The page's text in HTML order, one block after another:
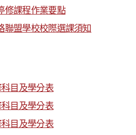
修課程作業要點
聯盟學校校際選課須知
目及學分表
目及學分表
目及學分表